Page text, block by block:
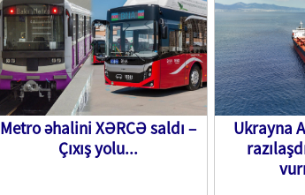
Metro əhalini XƏRCƏ saldı –
Çıxış yolu...
Ukrayna